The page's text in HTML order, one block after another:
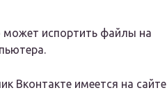
может испортить файлы на
Вконтакте имеется на сайте